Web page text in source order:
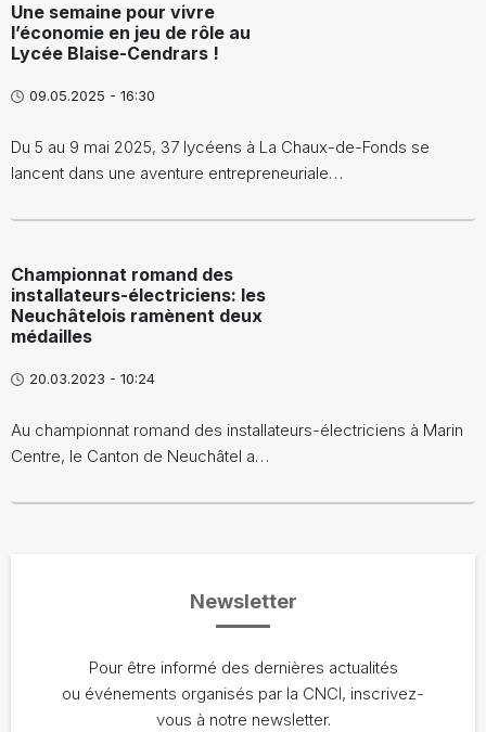
Une semaine pour vivre
l’économie en jeu de rôle au
Lycée Blaise-Cendrars !
09.05.2025 - 16:30
Du 5 au 9 mai 2025, 37 lycéens à La Chaux-de-Fonds se
lancent dans une aventure entrepreneuriale…
Championnat romand des
installateurs-électriciens: les
Neuchâtelois ramènent deux
médailles
20.03.2023 - 10:24
Au championnat romand des installateurs-électriciens à Marin
Centre, le Canton de Neuchâtel a…
Newsletter
Pour être informé des dernières actualités
ou événements organisés par la CNCI, inscrivez-
vous à notre newsletter.